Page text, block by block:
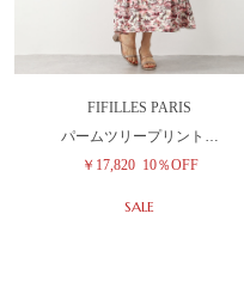
FIFILLES PARIS
パームツリープリント…
￥17,820 10％OFF
SALE